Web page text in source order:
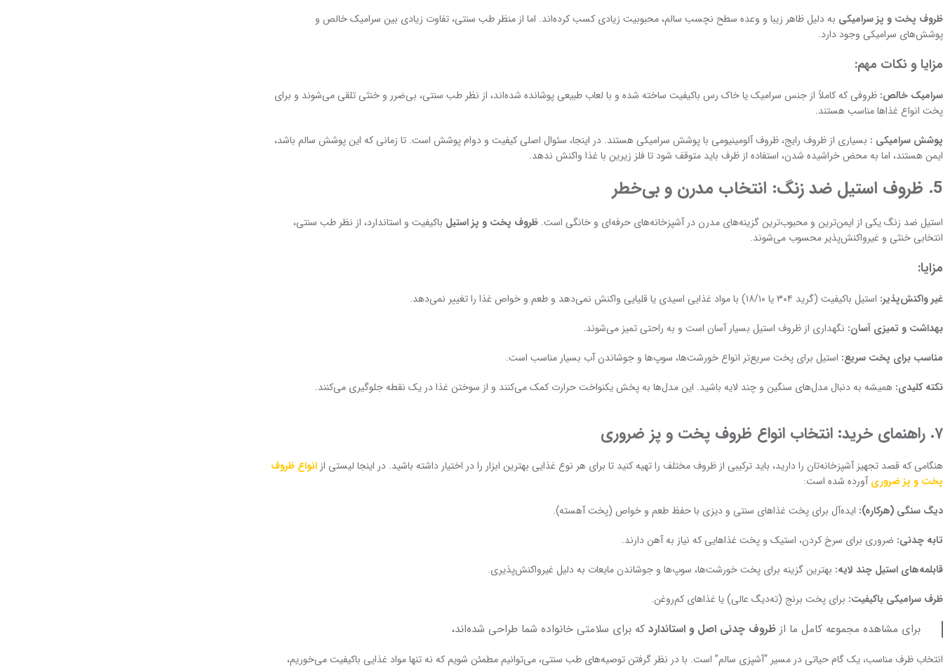
ظروف پخت و پز سرامیکی به دلیل ظاهر زیبا و وعده سطح نچسب سالم، محبوبیت زیادی کسب کرده‌اند. اما از منظر طب سنتی، تفاوت زیادی بین سرامیک خالص و
پوشش‌های سرامیکی وجود دارد.
مزایا و نکات مهم:
سرامیک خالص: ظروفی که کاملاً از جنس سرامیک یا خاک رس باکیفیت ساخته شده و با لعاب طبیعی پوشانده شده‌اند، از نظر طب سنتی، بی‌ضرر و خنثی تلقی می‌شوند و برای
پخت انواع غذاها مناسب هستند.
پوشش سرامیکی : بسیاری از ظروف رایج، ظروف آلومینیومی با پوشش سرامیکی هستند. در اینجا، سئوال اصلی کیفیت و دوام پوشش است. تا زمانی که این پوشش سالم باشد،
ایمن هستند، اما به محض خراشیده شدن، استفاده از ظرف باید متوقف شود تا فلز زیرین با غذا واکنش ندهد.
5. ظروف استیل ضد زنگ: انتخاب مدرن و بی‌خطر
استیل ضد زنگ یکی از ایمن‌ترین و محبوب‌ترین گزینه‌های مدرن در آشپزخانه‌های حرفه‌ای و خانگی است. ظروف پخت و پز استیل باکیفیت و استاندارد، از نظر طب سنتی،
انتخابی خنثی و غیرواکنش‌پذیر محسوب می‌شوند.
مزایا:
غیر واکنش‌پذیر: استیل باکیفیت (گرید ۳۰۴ یا ۱۸/۱۰) با مواد غذایی اسیدی یا قلیایی واکنش نمی‌دهد و طعم و خواص غذا را تغییر نمی‌دهد.
بهداشت و تمیزی آسان: نگهداری از ظروف استیل بسیار آسان است و به راحتی تمیز می‌شوند.
مناسب برای پخت سریع: استیل برای پخت سریع‌تر انواع خورشت‌ها، سوپ‌ها و جوشاندن آب بسیار مناسب است.
نکته کلیدی: همیشه به دنبال مدل‌های سنگین و چند لایه باشید. این مدل‌ها به پخش یکنواخت حرارت کمک می‌کنند و از سوختن غذا در یک نقطه جلوگیری می‌کنند.
۷. راهنمای خرید: انتخاب انواع ظروف پخت و پز ضروری
هنگامی که قصد تجهیز آشپزخانه‌تان را دارید، باید ترکیبی از ظروف مختلف را تهیه کنید تا برای هر نوع غذایی بهترین ابزار را در اختیار داشته باشید. در اینجا لیستی ازانواع ظروف
پخت و پز ضروریآورده شده است:
دیگ سنگی (هرکاره): ایده‌آل برای پخت غذاهای سنتی و دیزی با حفظ طعم و خواص (پخت آهسته).
تابه چدنی: ضروری برای سرخ کردن، استیک و پخت غذاهایی که نیاز به آهن دارند.
قابلمه‌های استیل چند لایه: بهترین گزینه برای پخت خورشت‌ها، سوپ‌ها و جوشاندن مایعات به دلیل غیرواکنش‌پذیری.
ظرف سرامیکی باکیفیت: برای پخت برنج (ته‌دیگ عالی) یا غذاهای کم‌روغن.
برای مشاهده مجموعه کامل ما از ظروف چدنی اصل و استاندارد که برای سلامتی خانواده شما طراحی شده‌اند،
انتخاب ظرف مناسب، یک گام حیاتی در مسیر “آشپزی سالم” است. با در نظر گرفتن توصیه‌های طب سنتی، می‌توانیم مطمئن شویم که نه تنها مواد غذایی باکیفیت می‌خوریم،